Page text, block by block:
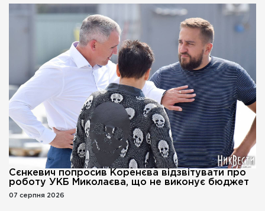
Сєнкевич попросив Коренєва відзвітувати про
роботу УКБ Миколаєва, що не виконує бюджет
07 серпня 2026